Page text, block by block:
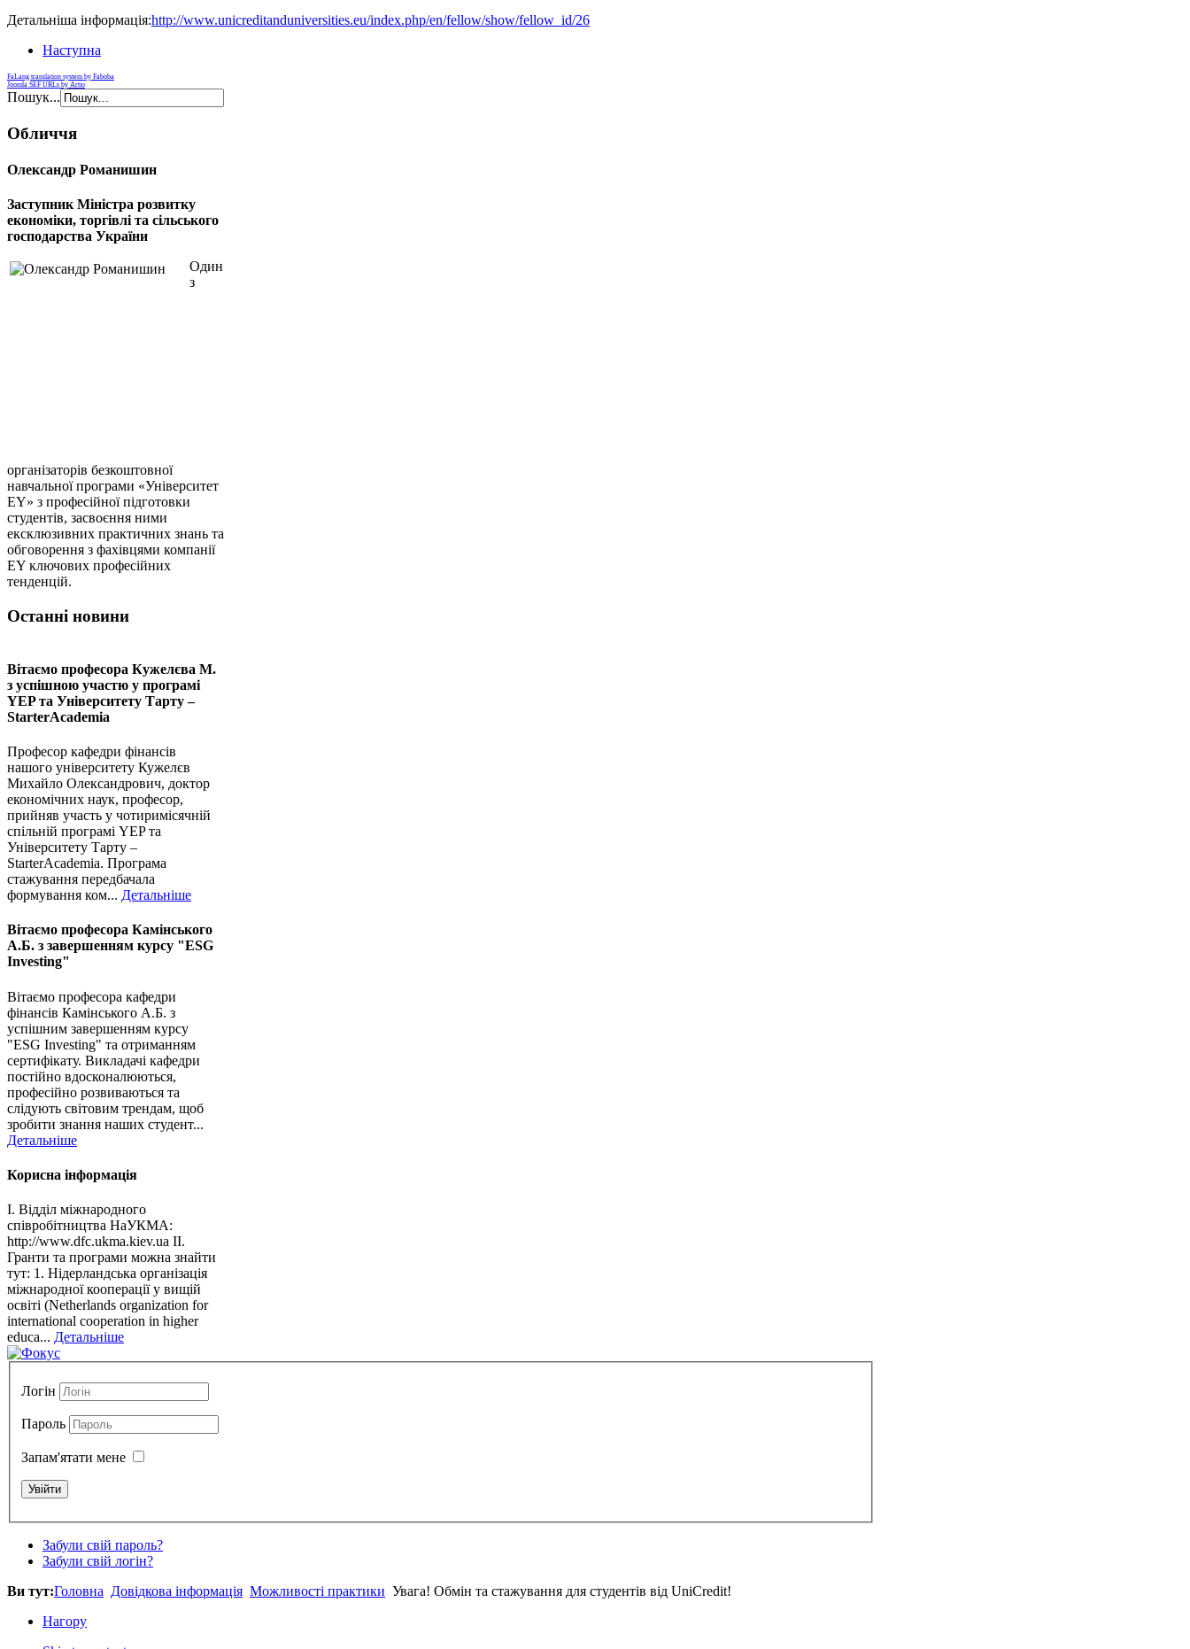
макроекономічну
та
фінансову
політику
із
застосуванням
сучасного
інструментарію,
були
вмонтованими
інформаційний
та
дослідницький
простір
Детальніша інформація:http://www.unicreditanduniversities.eu/index.php/en/fellow/show/fellow_id/26
Наступна
FaLang translation system by Faboba
Joomla SEF URLs by Artio
Пошук...
Обличчя
Олександр Романишин
Заступник Міністра розвитку
економіки, торгівлі та сільського
господарства України
Один
з
організаторів безкоштовної
навчальної програми «Університет
EY» з професійної підготовки
студентів, засвоєння ними
ексклюзивних практичних знань та
обговорення з фахівцями компанії
EY ключових професійних
тенденцій.
Останні новини
Вітаємо професора Кужелєва М.
з успішною участю у програмі
YEP та Університету Тарту –
StarterAcademia
Професор кафедри фінансів
нашого університету Кужелєв
Михайло Олександрович, доктор
економічних наук, професор,
прийняв участь у чотиримісячній
спільній програмі YEP та
Університету Тарту –
StarterAcademia. Програма
стажування передбачала
формування ком... Детальніше
Вітаємо професора Камінського
А.Б. з завершенням курсу "ESG
Investing"
Вітаємо професора кафедри
фінансів Камінського А.Б. з
успішним завершенням курсу
"ESG Investing" та отриманням
сертифікату. Викладачі кафедри
постійно вдосконалюються,
професійно розвиваються та
слідують світовим трендам, щоб
зробити знання наших студент...
Детальніше
Корисна інформація
І. Відділ міжнародного
співробітництва НаУКМА:
http://www.dfc.ukma.kiev.ua ІІ.
Гранти та програми можна знайти
тут: 1. Нідерландська організація
міжнародної кооперації у вищій
освіті (Netherlands organization for
international cooperation in higher
educa... Детальніше
Логін
Пароль
Запам'ятати мене
Забули свій пароль?
Забули свій логін?
Ви тут:Головна Довідкова інформація Можливості практики Увага! Обмін та стажування для студентів від UniCredit!
Нагору